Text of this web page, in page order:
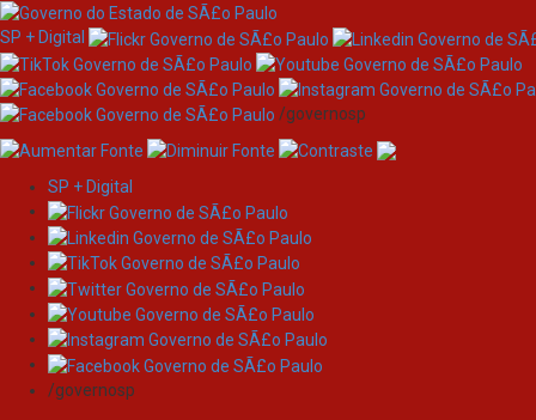
Skip
navigation
SP + Digital
/governosp
SP + Digital
/governosp
Search
Search: